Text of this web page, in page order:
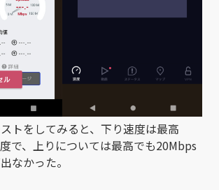
トをしてみると、下り速度は最高
で、上りについては最高でも20Mbps
なかった。